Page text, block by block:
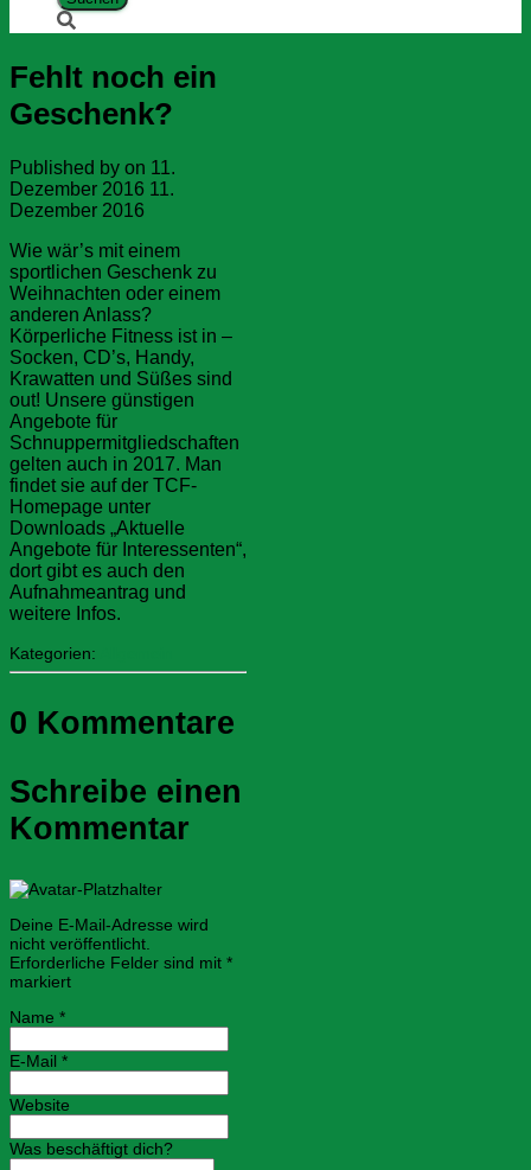
Fehlt noch ein
Geschenk?
Published by on 11.
Dezember 2016 11.
Dezember 2016
Wie wär’s mit einem
sportlichen Geschenk zu
Weihnachten oder einem
anderen Anlass?
Körperliche Fitness ist in –
Socken, CD’s, Handy,
Krawatten und Süßes sind
out! Unsere günstigen
Angebote für
Schnuppermitgliedschaften
gelten auch in 2017. Man
findet sie auf der TCF-
Homepage unter
Downloads „Aktuelle
Angebote für Interessenten“,
dort gibt es auch den
Aufnahmeantrag und
weitere Infos.
Kategorien:
0 Kommentare
Schreibe einen
Kommentar
Deine E-Mail-Adresse wird
nicht veröffentlicht.
Erforderliche Felder sind mit *
markiert
Name *
E-Mail *
Website
Was beschäftigt dich?